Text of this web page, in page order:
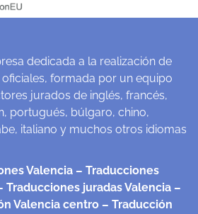
dedicada a la realización de
formada por un equipo
jurados de inglés, francés,
portugués, búlgaro, chino,
italiano y muchos otros idiomas
Valencia – Traducciones
Traducciones juradas Valencia –
Valencia centro – Traducción